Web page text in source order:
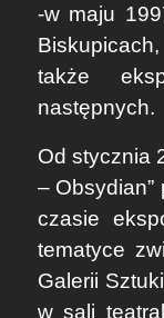
-w maju
także
następnych.
Od stycznia
–
czasie
tematyce
Galerii
w sali